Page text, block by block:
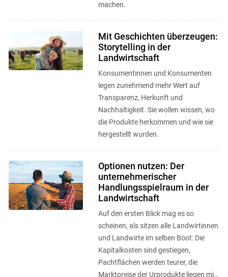
machen.
Mit Geschichten überzeugen:
Storytelling in der
Landwirtschaft
Konsumentinnen und Konsumenten
legen zunehmend mehr Wert auf
Transparenz, Herkunft und
Nachhaltigkeit. Sie wollen wissen, wo
die Produkte herkommen und wie sie
hergestellt wurden.
Optionen nutzen: Der
unternehmerischer
Handlungsspielraum in der
Landwirtschaft
Auf den ersten Blick mag es so
scheinen, als sitzen alle Landwirtinnen
und Landwirte im selben Boot: Die
Kapitalkosten sind gestiegen,
Pachtflächen werden teurer, die
Marktpreise der Urprodukte liegen mit